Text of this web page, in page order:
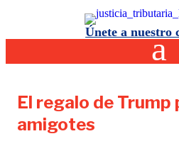
Únete a nuestro
El regalo de Trump
amigotes